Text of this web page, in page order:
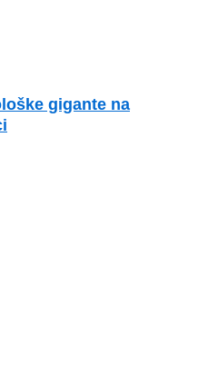
gigante na